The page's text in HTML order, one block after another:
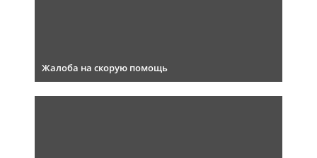
Жалоба на скорую помощь